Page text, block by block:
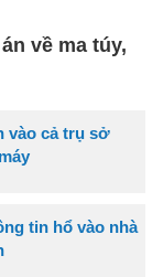
về ma túy,
vào cả trụ sở
tin hổ vào nhà